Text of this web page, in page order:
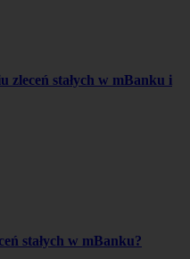
zleceń stałych w mBanku i
stałych w mBanku?